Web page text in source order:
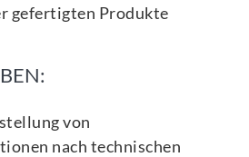
gefertigten Produkte
von
nach technischen